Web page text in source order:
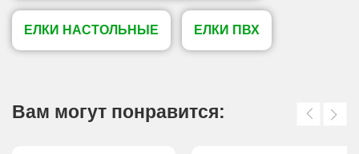
ЕЛКИ НАСТОЛЬНЫЕ ЕЛКИ ПВХ
Вам могут понравится: